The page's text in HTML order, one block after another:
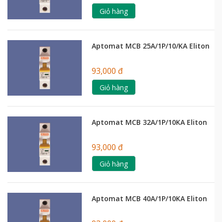
Giỏ hàng
Aptomat MCB 25A/1P/10/KA Eliton
93,000 đ
Giỏ hàng
Aptomat MCB 32A/1P/10KA Eliton
93,000 đ
Giỏ hàng
Aptomat MCB 40A/1P/10KA Eliton